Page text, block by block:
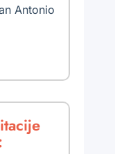
Antonio